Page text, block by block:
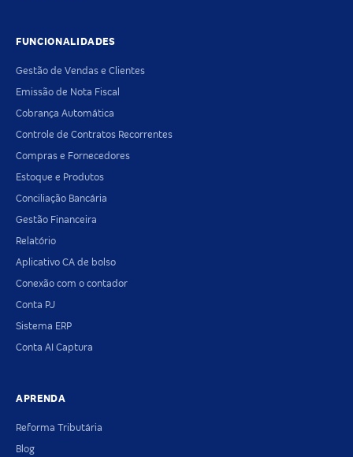
FUNCIONALIDADES
Gestão de Vendas e Clientes
Emissão de Nota Fiscal
Cobrança Automática
Controle de Contratos Recorrentes
Compras e Fornecedores
Estoque e Produtos
Conciliação Bancária
Gestão Financeira
Relatório
Aplicativo CA de bolso
Conexão com o contador
Conta PJ
Sistema ERP
Conta AI Captura
APRENDA
Reforma Tributária
Blog